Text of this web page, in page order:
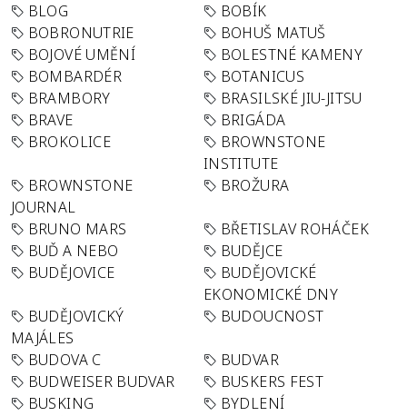
BLOG
BOBÍK
BOBRONUTRIE
BOHUŠ MATUŠ
BOJOVÉ UMĚNÍ
BOLESTNÉ KAMENY
BOMBARDÉR
BOTANICUS
BRAMBORY
BRASILSKÉ JIU-JITSU
BRAVE
BRIGÁDA
BROKOLICE
BROWNSTONE
INSTITUTE
BROWNSTONE
JOURNAL
BROŽURA
BRUNO MARS
BŘETISLAV ROHÁČEK
BUĎ A NEBO
BUDĚJCE
BUDĚJOVICE
BUDĚJOVICKÉ
EKONOMICKÉ DNY
BUDĚJOVICKÝ
MAJÁLES
BUDOUCNOST
BUDOVA C
BUDVAR
BUDWEISER BUDVAR
BUSKERS FEST
BUSKING
BYDLENÍ